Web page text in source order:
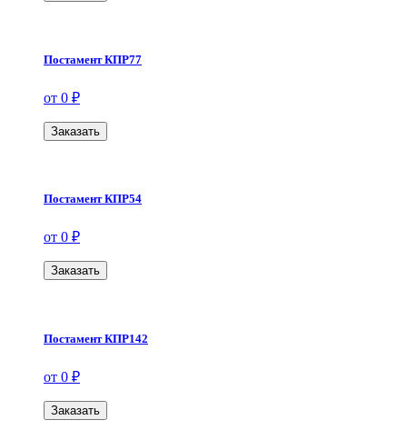
Постамент КПР77
от 0 ₽
Заказать
Постамент КПР54
от 0 ₽
Заказать
Постамент КПР142
от 0 ₽
Заказать